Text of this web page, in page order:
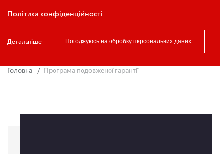
Політика конфіденційності
Детальніше Погоджуюсь на обробку персональних даних
Записатись на тест драйв
Головна Програма подовженої гарантії